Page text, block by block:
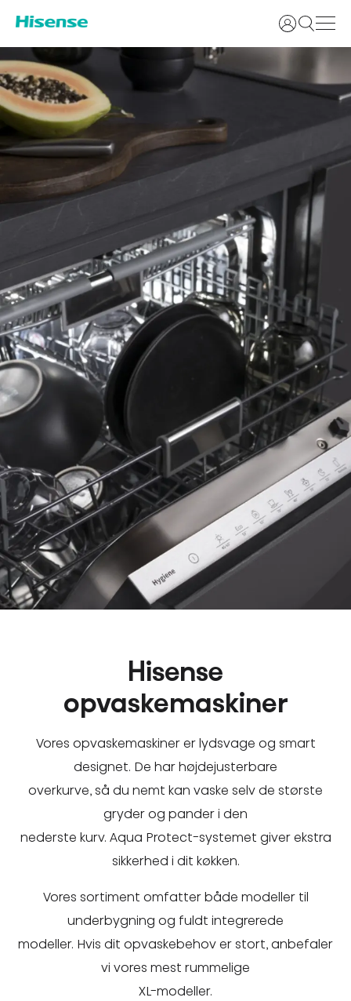
Login
Hisense
opvaskemaskiner
Vores opvaskemaskiner er lydsvage og smart
designet. De har højdejusterbare
overkurve, så du nemt kan vaske selv de største
gryder og pander i den
nederste kurv. Aqua Protect-systemet giver ekstra
sikkerhed i dit køkken.
Vores sortiment omfatter både modeller til
underbygning og fuldt integrerede
modeller. Hvis dit opvaskebehov er stort, anbefaler
vi vores mest rummelige
XL-modeller.